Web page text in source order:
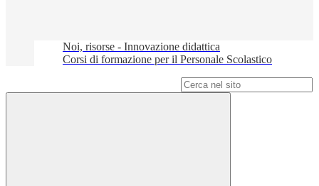
Noi, risorse - Innovazione didattica
Corsi di formazione per il Personale Scolastico